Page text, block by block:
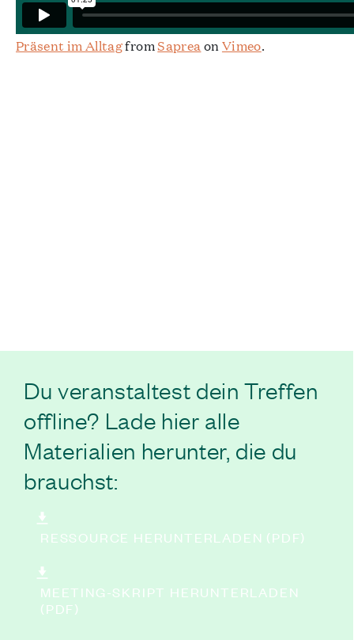
Präsent im AlltagfromSapreaonVimeo.
Du veranstaltest dein Treffen
offline? Lade hier alle
Materialien herunter, die du
brauchst:
RESSOURCE HERUNTERLADEN (PDF)
MEETING-SKRIPT HERUNTERLADEN
(PDF)